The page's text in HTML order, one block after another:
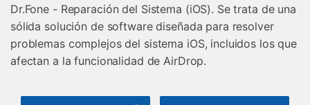
Dr.Fone - Reparación del Sistema (iOS). Se trata de una
sólida solución de software diseñada para resolver
problemas complejos del sistema iOS, incluidos los que
afectan a la funcionalidad de AirDrop.